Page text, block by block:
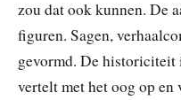
zou dat ook kunnen. De
figuren. Sagen,
gevormd. De historiciteit
vertelt met het oog op